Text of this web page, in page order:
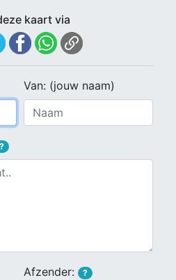
kaart via
Van: (jouw naam)
?
Afzender: ?